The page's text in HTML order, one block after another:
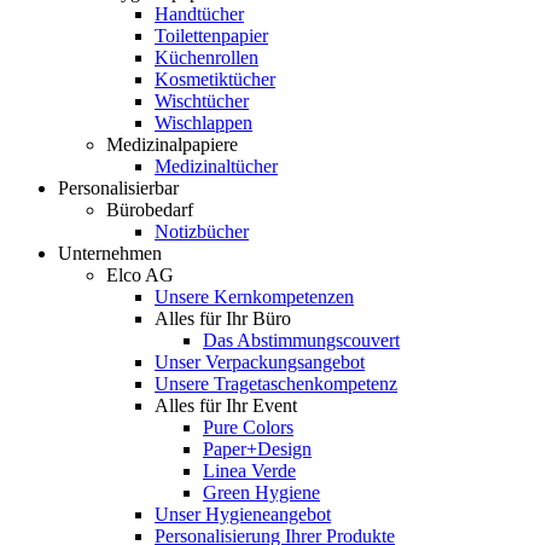
Handtücher
Toilettenpapier
Küchenrollen
Kosmetiktücher
Wischtücher
Wischlappen
Medizinalpapiere
Medizinaltücher
Personalisierbar
Bürobedarf
Notizbücher
Unternehmen
Elco AG
Unsere Kernkompetenzen
Alles für Ihr Büro
Das Abstimmungscouvert
Unser Verpackungsangebot
Unsere Tragetaschenkompetenz
Alles für Ihr Event
Pure Colors
Paper+Design
Linea Verde
Green Hygiene
Unser Hygieneangebot
Personalisierung Ihrer Produkte